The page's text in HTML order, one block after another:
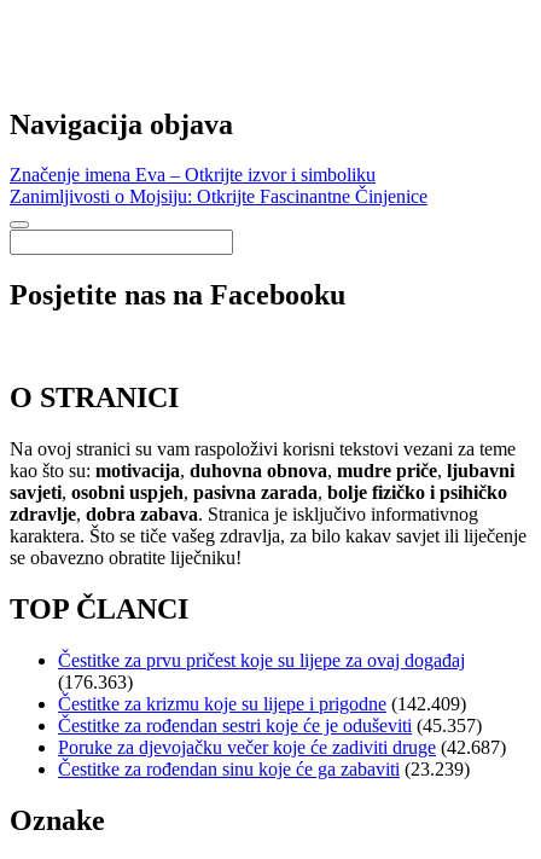
Navigacija objava
Značenje imena Eva – Otkrijte izvor i simboliku
Zanimljivosti o Mojsiju: Otkrijte Fascinantne Činjenice
Posjetite nas na Facebooku
O STRANICI
Na ovoj stranici su vam raspoloživi korisni tekstovi vezani za teme
kao što su: motivacija, duhovna obnova, mudre priče, ljubavni
savjeti, osobni uspjeh, pasivna zarada, bolje fizičko i psihičko
zdravlje, dobra zabava. Stranica je isključivo informativnog
karaktera. Što se tiče vašeg zdravlja, za bilo kakav savjet ili liječenje
se obavezno obratite liječniku!
TOP ČLANCI
Čestitke za prvu pričest koje su lijepe za ovaj događaj
(176.363)
Čestitke za krizmu koje su lijepe i prigodne (142.409)
Čestitke za rođendan sestri koje će je oduševiti (45.357)
Poruke za djevojačku večer koje će zadiviti druge (42.687)
Čestitke za rođendan sinu koje će ga zabaviti (23.239)
Oznake